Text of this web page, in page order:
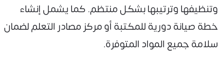
وتنظيفها وترتيبها بشكل منتظم. كما يشمل إنشاء
خطة صيانة دورية للمكتبة أو مركز مصادر التعلم لضمان
سلامة جميع المواد المتوفرة.